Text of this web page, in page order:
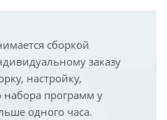
сборкой
заказу
настройку,
набора программ у
одного часа.